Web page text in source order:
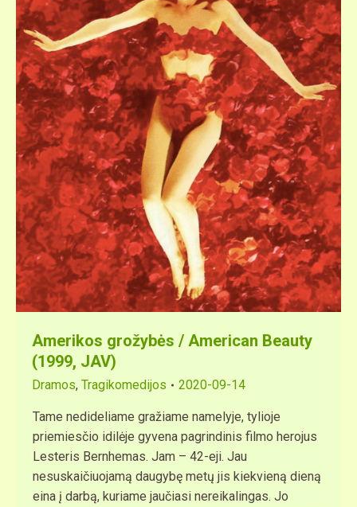
Amerikos grožybės / American Beauty
(1999, JAV)
Dramos, Tragikomedijos 2020-09-14
Tame nedideliame gražiame namelyje, tylioje
priemiesčio idilėje gyvena pagrindinis filmo herojus
Lesteris Bernhemas. Jam – 42-eji. Jau
nesuskaičiuojamą daugybę metų jis kiekvieną dieną
eina į darbą, kuriame jaučiasi nereikalingas. Jo